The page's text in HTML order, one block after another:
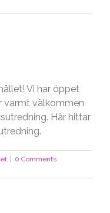
Vi har öppet
varmt välkommen
Här hittar
0 Comments